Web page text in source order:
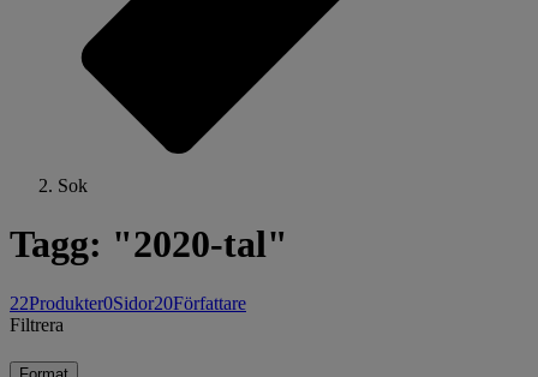
Sok
Tagg: "2020-tal"
22Produkter0Sidor20Författare
Filtrera